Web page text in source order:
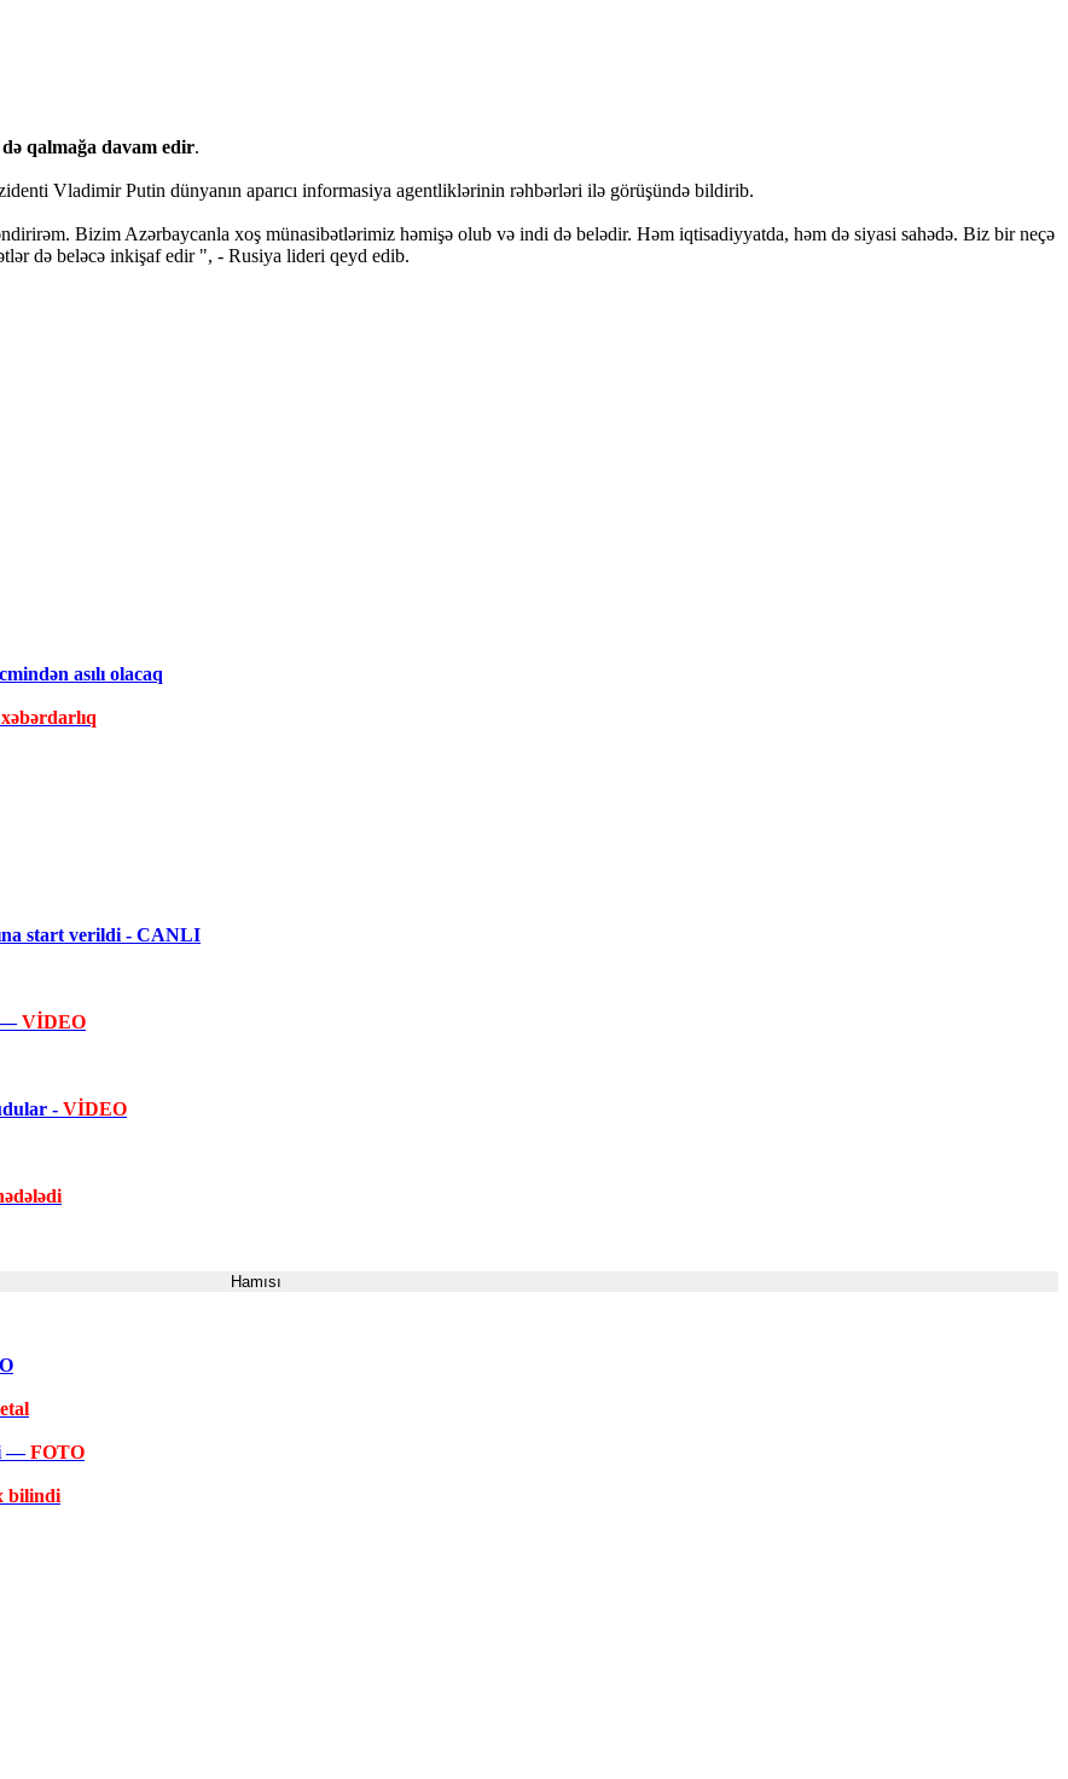
qalmağa davam edir.
Vladimir Putin dünyanın aparıcı informasiya agentliklərinin rəhbərləri ilə görüşündə bildirib.
Bizim Azərbaycanla xoş münasibətlərimiz həmişə olub və indi də belədir. Həm iqtisadiyyatda, həm də siyasi sahədə. Biz bir neçə
də beləcə inkişaf edir ", - Rusiya lideri qeyd edib.
asılı olacaq
start verildi - CANLI
—VİDEO
- VİDEO
Hamısı
—FOTO
bilindi